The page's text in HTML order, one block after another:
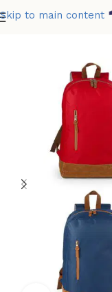
Skip to main content